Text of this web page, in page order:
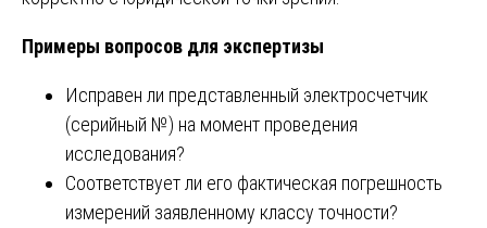
Примеры вопросов для экспертизы
Исправен ли представленный электросчетчик
(серийный №) на момент проведения
исследования?
Соответствует ли его фактическая погрешность
измерений заявленному классу точности?